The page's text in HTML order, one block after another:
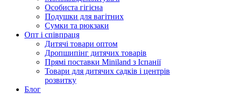
Особиста гігієна
Подушки для вагітних
Сумки та рюкзаки
Опт і співпраця
Дитячі товари оптом
Дропшипінг дитячих товарів
Прямі поставки Miniland з Іспанії
Товари для дитячих садків і центрів
розвитку
Блог